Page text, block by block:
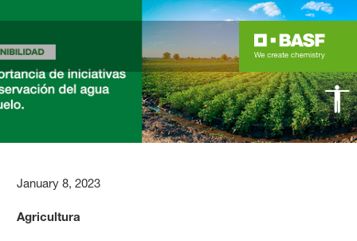
January 8, 2023
Agricultura